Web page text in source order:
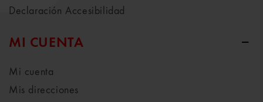
Declaración Accesibilidad
MI CUENTA
Mi cuenta
Mis direcciones